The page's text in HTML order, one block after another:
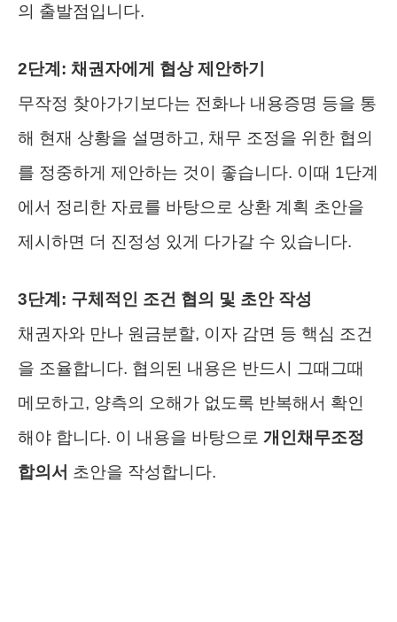
의 출발점입니다.
2단계: 채권자에게 협상 제안하기
무작정 찾아가기보다는 전화나 내용증명 등을 통
해 현재 상황을 설명하고, 채무 조정을 위한 협의
를 정중하게 제안하는 것이 좋습니다. 이때 1단계
에서 정리한 자료를 바탕으로 상환 계획 초안을
제시하면 더 진정성 있게 다가갈 수 있습니다.
3단계: 구체적인 조건 협의 및 초안 작성
채권자와 만나 원금분할, 이자 감면 등 핵심 조건
을 조율합니다. 협의된 내용은 반드시 그때그때
메모하고, 양측의 오해가 없도록 반복해서 확인
해야 합니다. 이 내용을 바탕으로 개인채무조정
합의서 초안을 작성합니다.